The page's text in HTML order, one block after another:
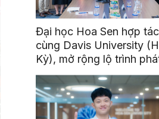
Đại học Hoa Sen hợp tác
cùng Davis University
Kỳ), mở rộng lộ trình
triển toàn cầu cho sinh